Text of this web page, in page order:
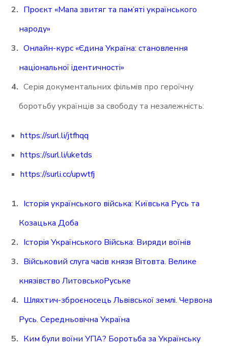
Проєкт «Мапа звитяг та пам’яті українського
народу»
Онлайн-курс «Єдина Україна: становлення
національної ідентичності»
Серія документальних фільмів про героїчну
боротьбу українців за свободу та незалежність:
https://surl.li/jtfhqq
https://surl.li/uketds
https://surli.cc/upwtfj
Історія українського війська: Київська Русь та
Козацька Доба
Історія Українського Війська: Виряди воїнів
Військовий слуга часів князя Вітовта. Велике
князівство ЛитовськоРуське
Шляхтич-зброєносець Львівської землі. Червона
Русь. Середньовічна Україна
Ким були воїни УПА? Боротьба за Українську